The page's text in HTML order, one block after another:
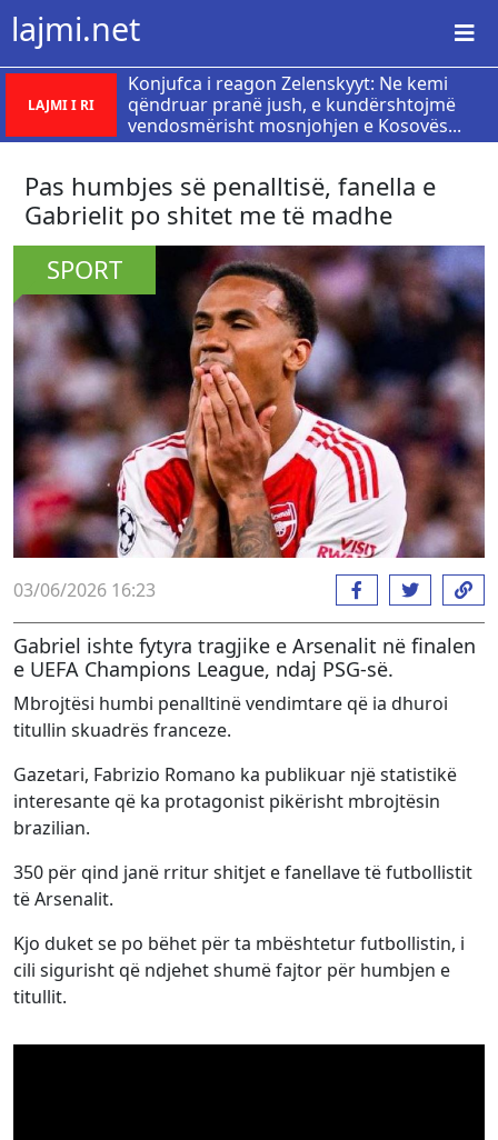
lajmi.net
LAJMI I RI
Konjufca i reagon Zelenskyyt: Ne kemi
qëndruar pranë jush, e kundërshtojmë
vendosmërisht mosnjohjen e Kosovës...
Pas humbjes së penalltisë, fanella e
Gabrielit po shitet me të madhe
SPORT
03/06/2026 16:23
Gabriel ishte fytyra tragjike e Arsenalit në finalen
e UEFA Champions League, ndaj PSG-së.
Mbrojtësi humbi penalltinë vendimtare që ia dhuroi
titullin skuadrës franceze.
Gazetari, Fabrizio Romano ka publikuar një statistikë
interesante që ka protagonist pikërisht mbrojtësin
brazilian.
350 për qind janë rritur shitjet e fanellave të futbollistit
të Arsenalit.
Kjo duket se po bëhet për ta mbështetur futbollistin, i
cili sigurisht që ndjehet shumë fajtor për humbjen e
titullit.